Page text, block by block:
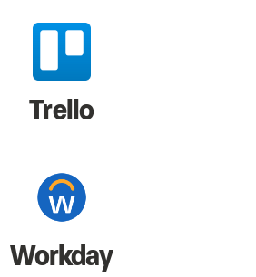
Trello
Workday